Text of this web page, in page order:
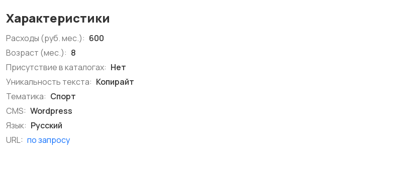
Характеристики
Расходы (руб. мес.): 600
Возраст (мес.): 8
Присутствие в каталогах: Нет
Уникальность текста: Копирайт
Тематика: Спорт
CMS: Wordpress
Язык: Русский
URL: по запросу